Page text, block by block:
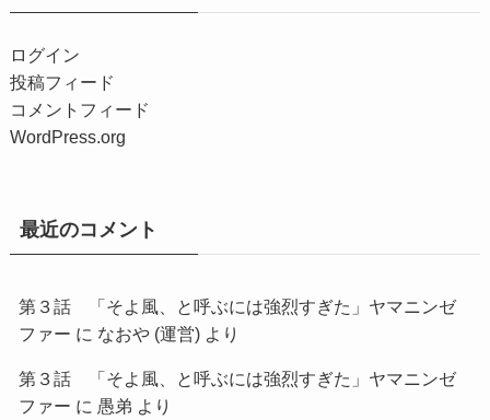
ログイン
投稿フィード
コメントフィード
WordPress.org
最近のコメント
第３話 「そよ風、と呼ぶには強烈すぎた」ヤマニンゼ
ファー に なおや (運営)より
第３話 「そよ風、と呼ぶには強烈すぎた」ヤマニンゼ
ファー に 愚弟 より